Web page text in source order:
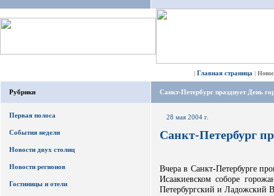
| Главная страница |
Рубрики
Первая полоса
События недели
Новости двух столиц
Новости регионов
Гостиницы и отели
Санкт-Петербург празднует День
28 мая 2004 г.
Санкт-Петербург
Вчера в Санкт-Петербурге
Исаакиевском соборе
Петербургский и Ладожский